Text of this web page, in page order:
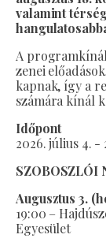
valamint
A
zenei
kapnak, így a
számára kínál
Időpont
2026. július 4. -
SZOBOSZLÓI
Augusztus 3.
19:00 –
Egyesület